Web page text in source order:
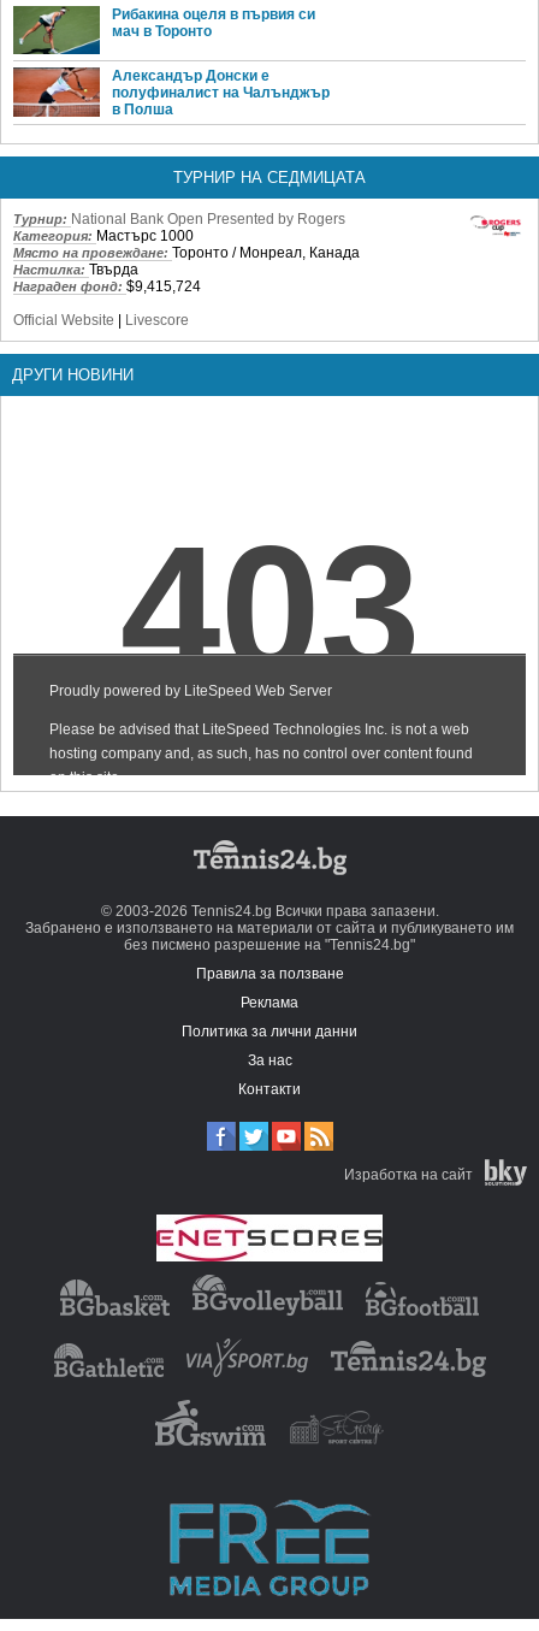
Рибакина оцеля в първия си
мач в Торонто
Александър Донски е
полуфиналист на Чалънджър
в Полша
ТУРНИР НА СЕДМИЦАТА
Турнир: National Bank Open Presented by Rogers
Категория: Мастърс 1000
Място на провеждане: Торонто / Монреал, Канада
Настилка: Твърда
Награден фонд: $9,415,724
Official Website
Livescore
ДРУГИ НОВИНИ
© 2003-2026 Tennis24.bg Всички права запазени.
Забранено е използването на материали от сайта и публикуването им
без писмено разрешение на "Tennis24.bg"
Правила за ползване
Реклама
Политика за лични данни
За нас
Контакти
Изработка на сайт